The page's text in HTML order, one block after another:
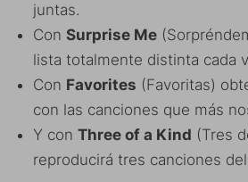
juntas.
Con Surprise Me
lista totalmente distinta cada
Con Favorites (Favoritas)
con las canciones que más
Y con Three of a Kind (Tres
reproducirá tres canciones